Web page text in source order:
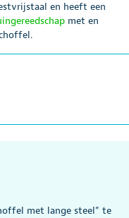
en heeft een
met en
met lange steel” te